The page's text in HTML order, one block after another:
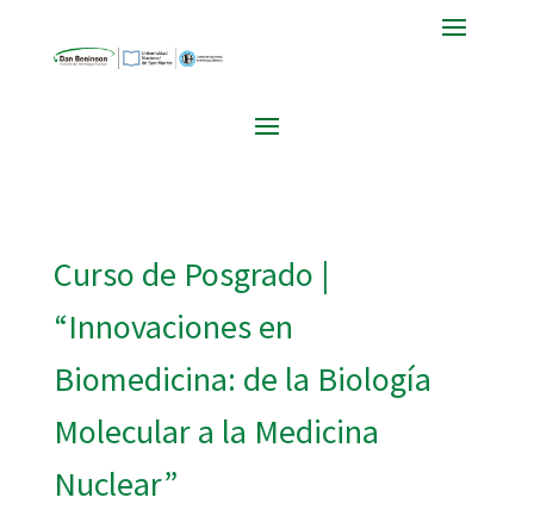
Curso de Posgrado |
“Innovaciones en
Biomedicina: de la Biología
Molecular a la Medicina
Nuclear”